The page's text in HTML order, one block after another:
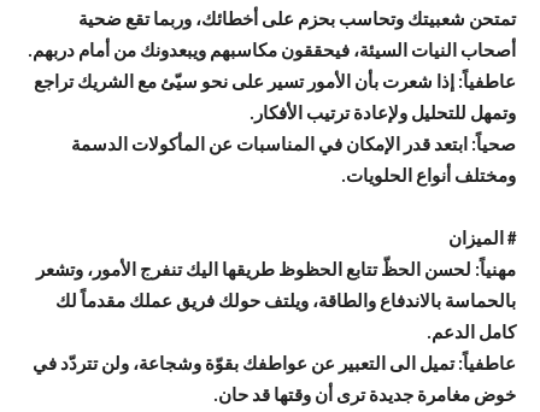
تمتحن شعبيتك وتحاسب بحزم على أخطائك، وربما تقع ضحية
أصحاب النيات السيئة، فيحققون مكاسبهم ويبعدونك من أمام دربهم.
عاطفياً: إذا شعرت بأن الأمور تسير على نحو سيّئ مع الشريك تراجع
وتمهل للتحليل ولإعادة ترتيب الأفكار.
صحياً: ابتعد قدر الإمكان في المناسبات عن المأكولات الدسمة
ومختلف أنواع الحلويات.
# الميزان
مهنياً: لحسن الحظّ تتابع الحظوظ طريقها اليك تنفرج الأمور، وتشعر
بالحماسة بالاندفاع والطاقة، ويلتف حولك فريق عملك مقدماً لك
كامل الدعم.
عاطفياً: تميل الى التعبير عن عواطفك بقوّة وشجاعة، ولن تتردّد في
خوض مغامرة جديدة ترى أن وقتها قد حان.